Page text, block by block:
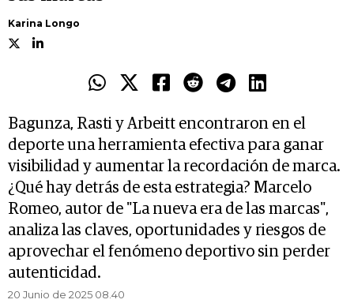
Karina Longo
Bagunza, Rasti y Arbeitt encontraron en el
deporte una herramienta efectiva para ganar
visibilidad y aumentar la recordación de marca.
¿Qué hay detrás de esta estrategia? Marcelo
Romeo, autor de "La nueva era de las marcas",
analiza las claves, oportunidades y riesgos de
aprovechar el fenómeno deportivo sin perder
autenticidad.
20 Junio de 2025 08.40